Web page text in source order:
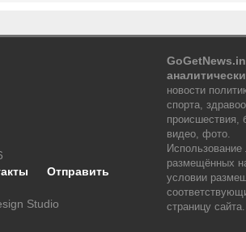
Отправить
Studio
новости
спорта,
происшествия,
видео, фото.
размещённых
условии
страницу сайта.